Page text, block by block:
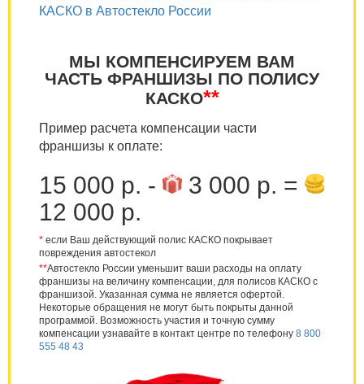
КАСКО в Автостекло России
МЫ КОМПЕНСИРУЕМ ВАМ
ЧАСТЬ ФРАНШИЗЫ ПО ПОЛИСУ
КАСКО**
Пример расчета компенсации части
франшизы к оплате:
15 000 р. -
3 000 р. =
12 000 р.
* если Ваш действующий полис КАСКО покрывает
повреждения автостекол
**Автостекло России уменьшит ваши расходы на оплату
франшизы на величину компенсации, для полисов КАСКО с
франшизой. Указанная сумма не является офертой.
Некоторые обращения не могут быть покрыты данной
программой. Возможность участия и точную сумму
компенсации узнавайте в контакт центре по телефону 8 800
555 48 43